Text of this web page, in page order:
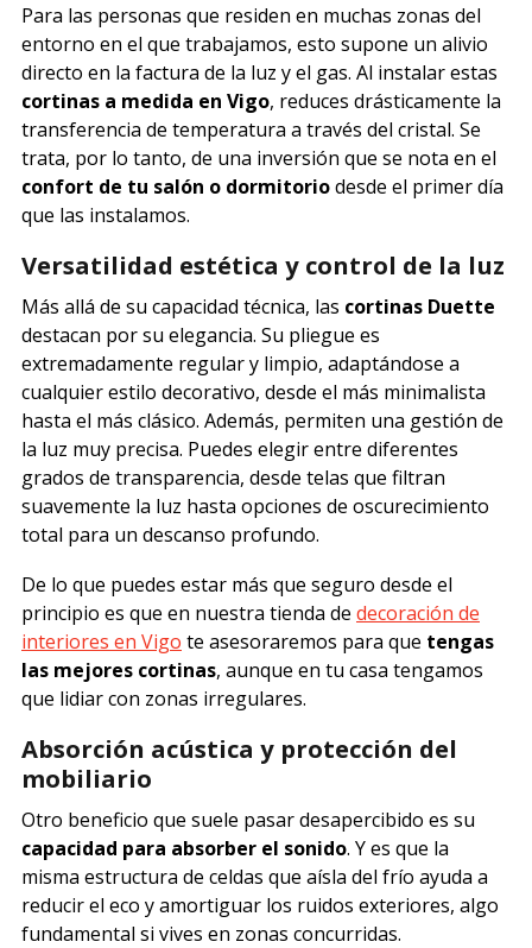
Para las personas que residen en muchas zonas del
entorno en el que trabajamos, esto supone un alivio
directo en la factura de la luz y el gas. Al instalar estas
cortinas a medida en Vigo, reduces drásticamente la
transferencia de temperatura a través del cristal. Se
trata, por lo tanto, de una inversión que se nota en el
confort de tu salón o dormitoriodesde el primer día
que las instalamos.
Versatilidad estética y control de la luz
Más allá de su capacidad técnica, las cortinas Duette
destacan por su elegancia. Su pliegue es
extremadamente regular y limpio, adaptándose a
cualquier estilo decorativo, desde el más minimalista
hasta el más clásico. Además, permiten una gestión de
la luz muy precisa. Puedes elegir entre diferentes
grados de transparencia, desde telas que filtran
suavemente la luz hasta opciones de oscurecimiento
total para un descanso profundo.
De lo que puedes estar más que seguro desde el
principio es que en nuestra tienda de decoración de
interiores en Vigo te asesoraremos para que tengas
las mejores cortinas, aunque en tu casa tengamos
que lidiar con zonas irregulares.
Absorción acústica y protección del
mobiliario
Otro beneficio que suele pasar desapercibido es su
capacidad para absorber el sonido. Y es que la
misma estructura de celdas que aísla del frío ayuda a
reducir el eco y amortiguar los ruidos exteriores, algo
fundamental si vives en zonas concurridas.